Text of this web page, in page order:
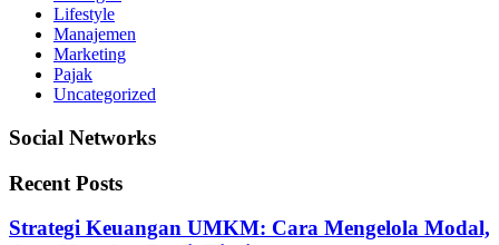
Lifestyle
Manajemen
Marketing
Pajak
Uncategorized
Social Networks
Recent Posts
Strategi Keuangan UMKM: Cara Mengelola Modal,